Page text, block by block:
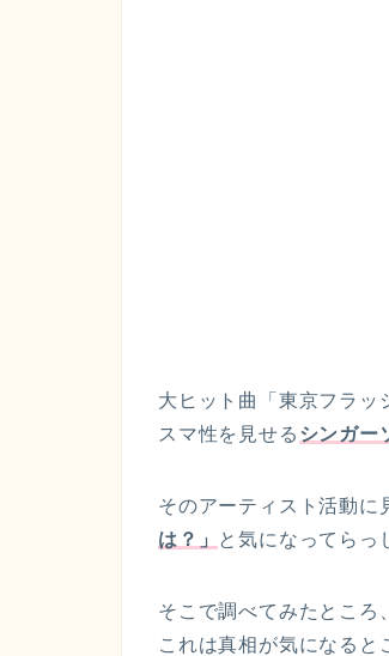
大ヒット曲「東京フラッ
スマ性を見せる シンガー
そのアーティスト活動に
は？」 と気になってらっ
そこで調べてみたところ
これは真相が気になると